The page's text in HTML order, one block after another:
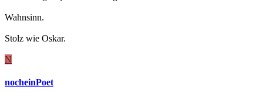
Wahnsinn.
Stolz wie Oskar.
N
nocheinPoet